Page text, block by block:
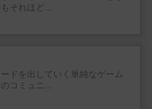
それほど...
ドを出していく単純なゲーム
コミュニ...